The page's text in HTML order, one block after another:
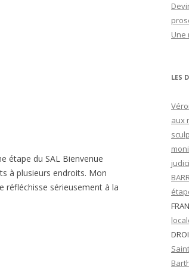
étape du SAL Bienvenue
à plusieurs endroits. Mon
réfléchisse sérieusement à la
Une
LES
aux